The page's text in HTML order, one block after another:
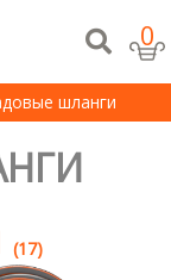
0
шланги
(17)